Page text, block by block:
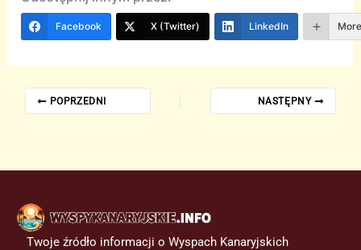
Facebook X (Twitter) LinkedIn
POPRZEDNI NASTĘPNY
Twoje źródło informacji o Wyspach Kanaryjskich